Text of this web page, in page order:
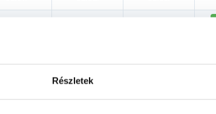
Részletek